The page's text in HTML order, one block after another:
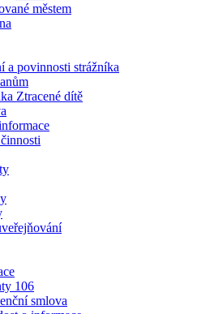
městem
a povinnosti strážníka
Ztracené dítě
106
smlova